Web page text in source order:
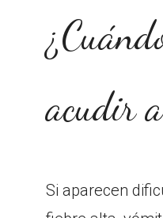
acudir
Si aparecen